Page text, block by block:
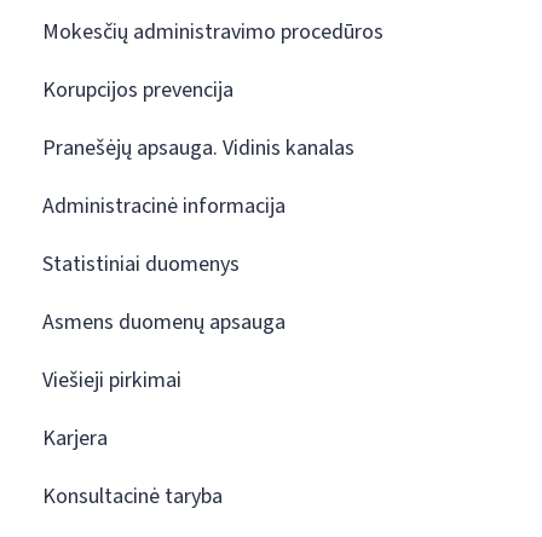
Mokesčių administravimo procedūros
Korupcijos prevencija
Pranešėjų apsauga. Vidinis kanalas
Administracinė informacija
Statistiniai duomenys
Asmens duomenų apsauga
Viešieji pirkimai
Karjera
Konsultacinė taryba